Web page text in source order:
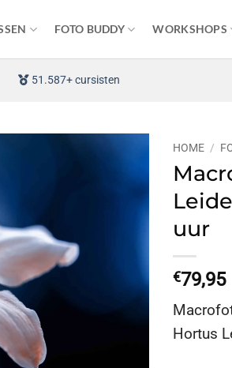
FOTO BUDDY WORKSHOPS
51.587+ cursisten
HOME /
uur
€79,95
Hortus